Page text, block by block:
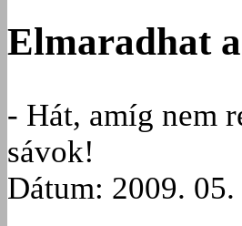
Elmaradhat
- Hát, amíg nem
sávok!
Dátum: 2009. 05.